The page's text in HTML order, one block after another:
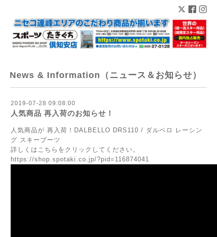
News & Information（ニュース＆お知らせ）
2019-07-28 09:08:00
人気商品 再入荷のお知らせ！
人気商品が 再入荷！DALBELLO DRS110 / ダルベロ レーシン
グ スキーブーツ
詳しくはこちらをクリックしてください。
https://shop.spotaki.co.jp/?pid=116874041